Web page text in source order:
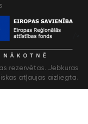
rezervētas. Jebkuras
atļaujas aizliegta.